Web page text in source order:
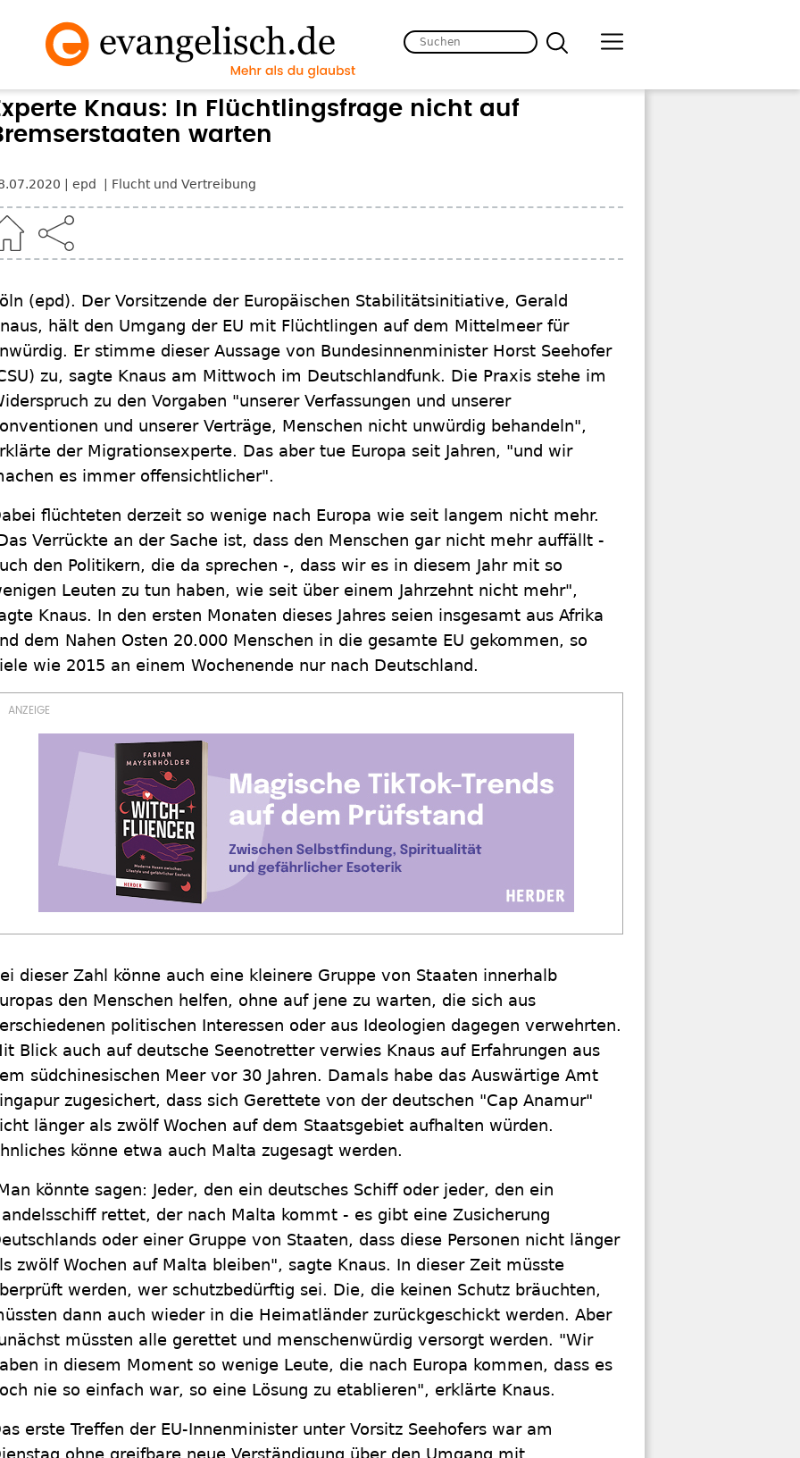
Knaus: In Flüchtlingsfrage nicht auf
warten
epd Flucht und Vertreibung
(epd). Der Vorsitzende der Europäischen Stabilitätsinitiative, Gerald
hält den Umgang der EU mit Flüchtlingen auf dem Mittelmeer für
Er stimme dieser Aussage von Bundesinnenminister Horst Seehofer
zu, sagte Knaus am Mittwoch im Deutschlandfunk. Die Praxis stehe im
zu den Vorgaben "unserer Verfassungen und unserer
und unserer Verträge, Menschen nicht unwürdig behandeln",
der Migrationsexperte. Das aber tue Europa seit Jahren, "und wir
es immer offensichtlicher".
flüchteten derzeit so wenige nach Europa wie seit langem nicht mehr.
Verrückte an der Sache ist, dass den Menschen gar nicht mehr auffällt -
den Politikern, die da sprechen -, dass wir es in diesem Jahr mit so
Leuten zu tun haben, wie seit über einem Jahrzehnt nicht mehr",
Knaus. In den ersten Monaten dieses Jahres seien insgesamt aus Afrika
dem Nahen Osten 20.000 Menschen in die gesamte EU gekommen, so
wie 2015 an einem Wochenende nur nach Deutschland.
dieser Zahl könne auch eine kleinere Gruppe von Staaten innerhalb
den Menschen helfen, ohne auf jene zu warten, die sich aus
politischen Interessen oder aus Ideologien dagegen verwehrten.
Blick auch auf deutsche Seenotretter verwies Knaus auf Erfahrungen aus
südchinesischen Meer vor 30 Jahren. Damals habe das Auswärtige Amt
zugesichert, dass sich Gerettete von der deutschen "Cap Anamur"
länger als zwölf Wochen auf dem Staatsgebiet aufhalten würden.
könne etwa auch Malta zugesagt werden.
könnte sagen: Jeder, den ein deutsches Schiff oder jeder, den ein
rettet, der nach Malta kommt - es gibt eine Zusicherung
oder einer Gruppe von Staaten, dass diese Personen nicht länger
zwölf Wochen auf Malta bleiben", sagte Knaus. In dieser Zeit müsste
werden, wer schutzbedürftig sei. Die, die keinen Schutz bräuchten,
dann auch wieder in die Heimatländer zurückgeschickt werden. Aber
müssten alle gerettet und menschenwürdig versorgt werden. "Wir
in diesem Moment so wenige Leute, die nach Europa kommen, dass es
nie so einfach war, so eine Lösung zu etablieren", erklärte Knaus.
erste Treffen der EU-Innenminister unter Vorsitz Seehofers war am
ohne greifbare neue Verständigung über den Umgang mit